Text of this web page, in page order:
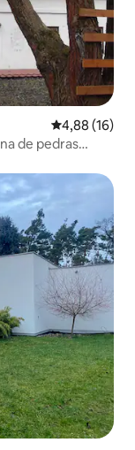
4,88 de uma
4,88 (16)
de pedras